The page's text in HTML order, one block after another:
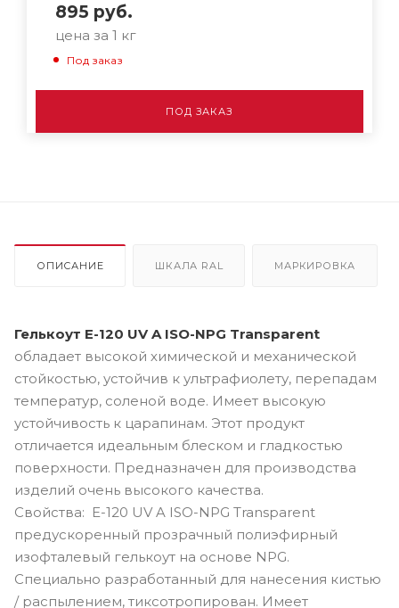
895 руб.
цена за 1 кг
Под заказ
ПОД ЗАКАЗ
ОПИСАНИЕ ШКАЛА RAL МАРКИРОВКА
Гелькоут E-120 UV A ISO-NPG Transparent
обладает высокой химической и механической
стойкостью, устойчив к ультрафиолету, перепадам
температур, соленой воде. Имеет высокую
устойчивость к царапинам. Этот продукт
отличается идеальным блеском и гладкостью
поверхности. Предназначен для производства
изделий очень высокого качества.
Свойства: E-120 UV A ISO-NPG Transparent
предускоренный прозрачный полиэфирный
изофталевый гелькоут на основе NPG.
Специально разработанный для нанесения кистью
/ распылением, тиксотропирован. Имеет